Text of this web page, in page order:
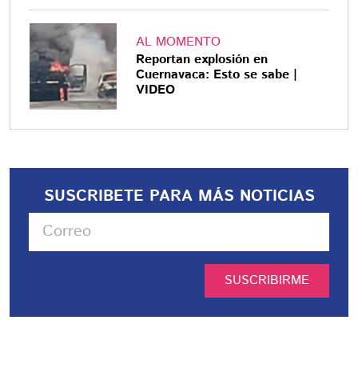
AL MOMENTO
Reportan explosión en
Cuernavaca: Esto se sabe |
VIDEO
SUSCRIBETE PARA MÁS NOTICIAS
SUSCRIBIRME